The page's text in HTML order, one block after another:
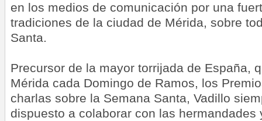
en los medios de comunicación por una
tradiciones de la ciudad de Mérida, sobre
Santa.
Precursor de la mayor torrijada de España,
Mérida cada Domingo de Ramos, los
charlas sobre la Semana Santa, Vadillo
dispuesto a colaborar con las hermandades